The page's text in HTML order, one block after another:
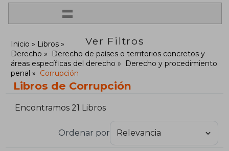
=
Ver Filtros
Inicio
Libros
Derecho
Derecho de países o territorios concretos y
áreas específicas del derecho
Derecho y procedimiento
penal
Corrupción
Libros de Corrupción
Encontramos 21 Libros
Ordenar por